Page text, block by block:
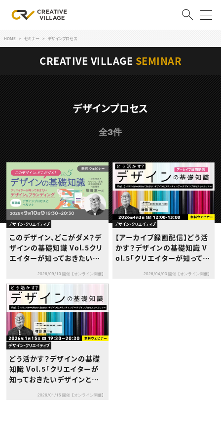
ログイン 会員登録
RECRUIT
クリエイター求人を探す
CREATIVE JOB求人検索
特集求人
採用説明会
転職支援サービス
CONTENTS
スキルアップしたい！
スキルアップしたい！ トップ
デザイン
プログラミング
動画配信・映像制作
編集・ライティング
マーケティング
ディレクション
業界解説・キャリア事情
お役立ち基礎知識
TOP Creator’s コラム
TOP Creator’s コラム トップ
Webクリエイター
アプリクリエイター
ゲームクリエイター
映像クリエイター
マーケッター
クリエイターインタビュー
C＆R Magazine
セミナー
ニュース・トレンド
ニュース・トレンド トップ
Web
映像
ゲーム・エンタメ
広告
出版
CREATIVE VILLAGEからのお知らせ
HOME セミナー デザインプロセス
CREATIVE VILLAGE SEMINAR
デザインプロセス
全3件
デザイン・クリエイティブ
このデザイン、どこがダメ？デ
ザインの基礎知識 Vol.5クリ
エイターが知っておきたいデ
編］～デザインプロセスとペ
ルソナ～
2026/09/10 開催【オンライン開催】
デザイン・クリエイティブ
【アーカイブ録画配信】どう活
かす？デザインの基礎知識 V
ol.5「クリエイターが知ってお
グ〜デザインプロセスとペル
2026/04/03 開催【オンライン開催】
デザイン・クリエイティブ
どう活かす？デザインの基礎
知識 Vol.5「クリエイターが
知っておきたいデザインとブ
セスとペルソナ〜」
2026/01/15 開催【オンライン開催】